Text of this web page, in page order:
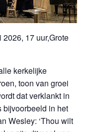
17 uur,Grote
kerkelijke
toon van groei
dat verklankt in
bijvoorbeeld in het
Wesley: ‘Thou wilt